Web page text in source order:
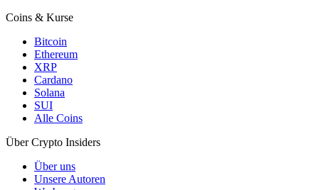
Coins & Kurse
Bitcoin
Ethereum
XRP
Cardano
Solana
SUI
Alle Coins
Über Crypto Insiders
Über uns
Unsere Autoren